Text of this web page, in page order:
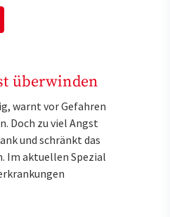
überwinden
warnt vor Gefahren
Doch zu viel Angst
und schränkt das
Im aktuellen Spezial